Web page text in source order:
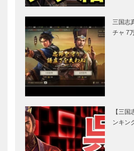
三国志
チャ 7
【三
ンキン